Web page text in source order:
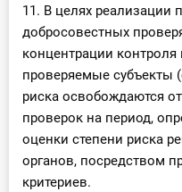
11. В целях реализации
добросовестных
концентрации контроля
проверяемые субъекты
риска освобождаются
проверок на период,
оценки степени риска
органов, посредством
критериев.